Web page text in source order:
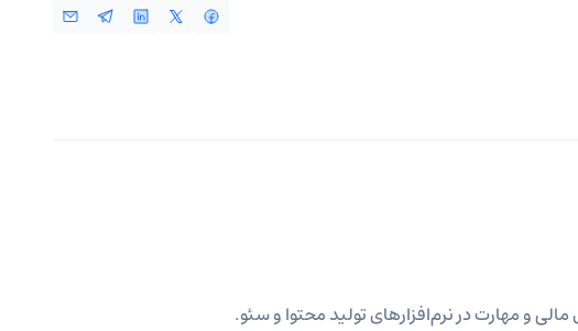
و مهارت در نرم‌افزارهای تولید محتوا و سئو.